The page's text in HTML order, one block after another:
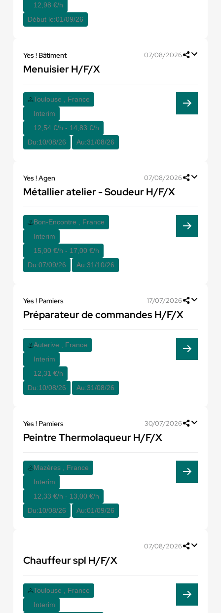
12,98 €/h
Début le:01/09/26
Yes ! Bâtiment 07/08/2026
Menuisier H/F/X
Toulouse , France
Interim
12,54 €/h - 14,83 €/h
Du:10/08/26 Au:31/08/26
Yes ! Agen 07/08/2026
Métallier atelier - Soudeur H/F/X
Bon-Encontre , France
Interim
15,00 €/h - 17,00 €/h
Du:07/09/26 Au:31/10/26
Yes ! Pamiers 17/07/2026
Préparateur de commandes H/F/X
Auterive , France
Interim
12,31 €/h
Du:10/08/26 Au:31/08/26
Yes ! Pamiers 30/07/2026
Peintre Thermolaqueur H/F/X
Mazères , France
Interim
12,33 €/h - 13,00 €/h
Du:10/08/26 Au:01/09/26
07/08/2026
Chauffeur spl H/F/X
Toulouse , France
Interim